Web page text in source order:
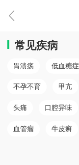
常见疾病
胃溃疡 低血糖症
不孕不育 甲亢
头痛 口腔异味
血管瘤 牛皮癣